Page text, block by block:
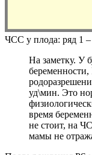
ЧСС у плода: ряд 1
На заметку. У
уд\мин. Это
время
не стоит, на
мамы не